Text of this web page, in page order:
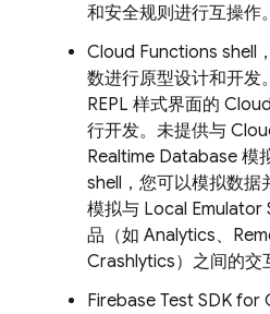
和安全规则进行互操作。
Cloud Functions shell
数进行原型设计和开发
REPL 样式界面的
行开发。未提供与
Realtime Database 模
shell，您可以模拟数据
模拟与 Local Emulator
品（如 Analytics、
Crashlytics）之间的交
Firebase Test SDK for